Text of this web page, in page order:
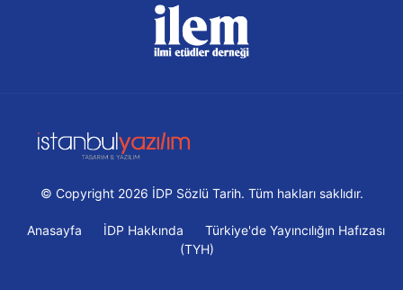
© Copyright 2026 İDP Sözlü Tarih. Tüm hakları saklıdır.
Anasayfa İDP Hakkında
Türkiye'de Yayıncılığın Hafızası
(TYH)